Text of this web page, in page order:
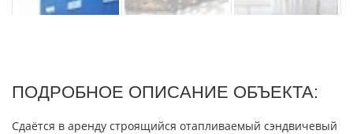
ПОДРОБНОЕ ОПИСАНИЕ ОБЪЕКТА:
Сдаётся в аренду строящийся отапливаемый сэндвичевый